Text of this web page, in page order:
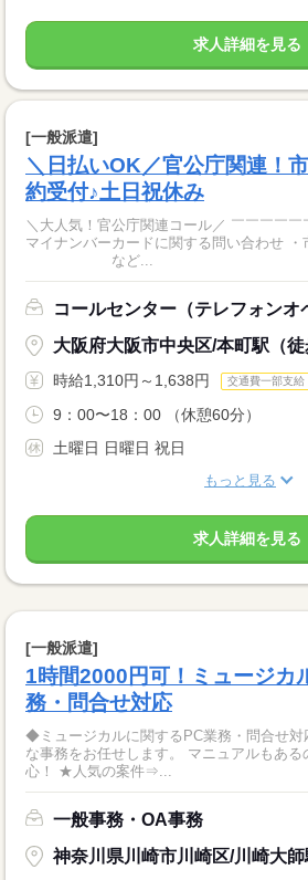
求人詳細を見る
[一般派遣]
＼日払いOK／官公庁関連！
約受付♪土日祝休み
＼大人気！官公庁関連コール／ ￣￣￣￣￣
マイナンバーカードに関する問い合わせ
など...
コールセンター（テレフォンオ
大阪府大阪市中央区/本町駅（徒
時給1,310円～1,638円 交通費一部支給
9：00〜18：00 （休憩60分）
土曜日 日曜日 祝日
もっと見る
求人詳細を見る
[一般派遣]
1時間2000円可！ミュージカ
務・問合せ対応
◆ミュージカルに関するPC業務・問合せ対応 データ入力などの
な事務をお任せします。 マニュアルもある
心！ ★人気の案件⇒...
一般事務・OA事務
神奈川県川崎市川崎区/川崎大師